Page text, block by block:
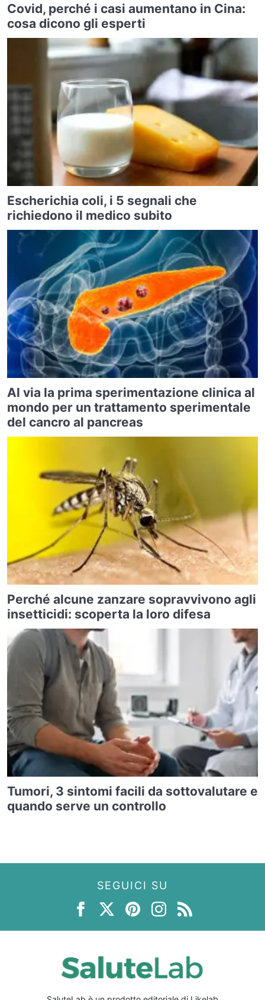
Covid, perché i casi aumentano in Cina:
cosa dicono gli esperti
Escherichia coli, i 5 segnali che
richiedono il medico subito
Al via la prima sperimentazione clinica al
mondo per un trattamento sperimentale
del cancro al pancreas
Perché alcune zanzare sopravvivono agli
insetticidi: scoperta la loro difesa
Tumori, 3 sintomi facili da sottovalutare e
quando serve un controllo
SEGUICI SU